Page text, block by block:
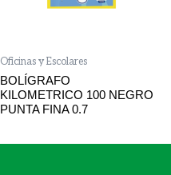
Oficinas y Escolares
BOLÍGRAFO
KILOMETRICO 100 NEGRO
PUNTA FINA 0.7